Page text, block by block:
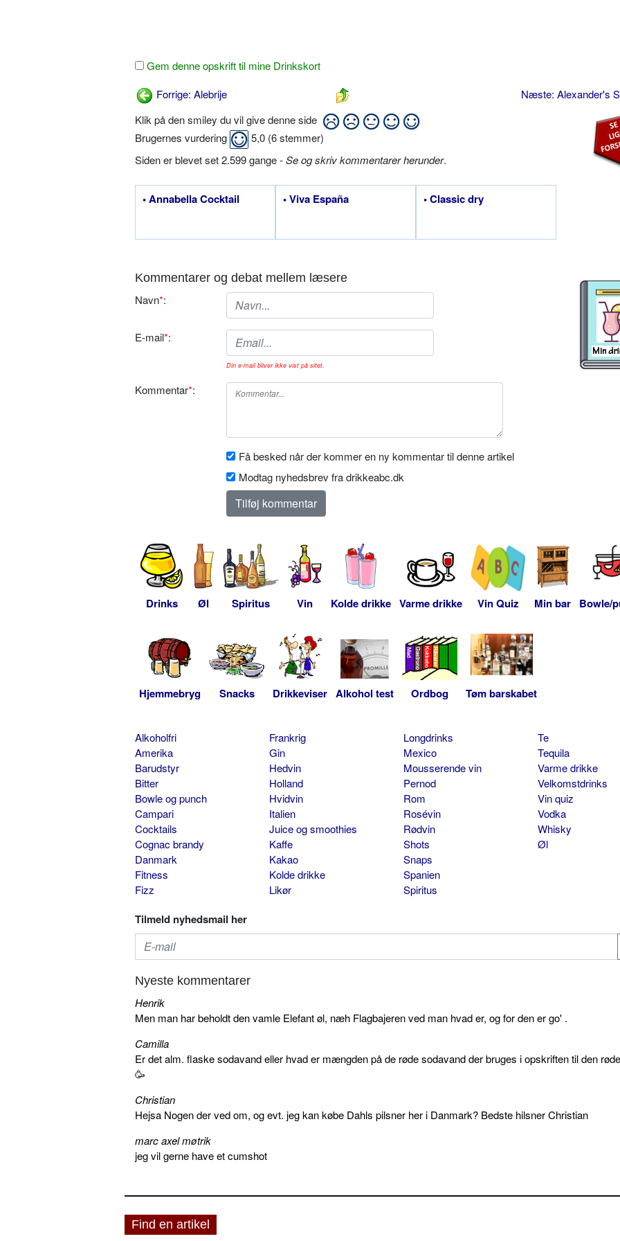
Gem denne opskrift til mine Drinkskort
Forrige: Alebrije
Næste: Alexander's
Klik på den smiley du vil give denne side
Brugernes vurdering
5,0 (6stemmer)
Siden er blevet set 2.599 gange -Se og skriv kommentarer herunder.
• Annabella Cocktail • Viva España • Classic dry
Kommentarer og debat mellem læsere
Navn*:
E-mail*:
Din e-mail bliver ikke vist på sitet.
Kommentar*:
Få besked når der kommer en ny kommentar til denne artikel
Modtag nyhedsbrev fra drikkeabc.dk
Drinks Øl Spiritus Vin Kolde drikke Varme drikke Vin Quiz Min bar Bowle/
Hjemmebryg Snacks Drikkeviser Alkohol test Ordbog Tøm barskabet
Alkoholfri
Amerika
Barudstyr
Bitter
Bowle og punch
Campari
Cocktails
Cognac brandy
Danmark
Fitness
Fizz
Frankrig
Gin
Hedvin
Holland
Hvidvin
Italien
Juice og smoothies
Kaffe
Kakao
Kolde drikke
Likør
Longdrinks
Mexico
Mousserende vin
Pernod
Rom
Rosévin
Rødvin
Shots
Snaps
Spanien
Spiritus
Te
Tequila
Varme drikke
Velkomstdrinks
Vin quiz
Vodka
Whisky
Øl
Tilmeld nyhedsmail her
Nyeste kommentarer
Henrik
Men man har beholdt den vamle Elefant øl, næh Flagbajeren ved man hvad er, og for den er go' .
Camilla
Er det alm. flaske sodavand eller hvad er mængden på de røde sodavand der bruges i opskriften til den
🥳
Christian
Hejsa Nogen der ved om, og evt. jeg kan købe Dahls pilsner her i Danmark? Bedste hilsner Christian
marc axel møtrik
jeg vil gerne have et cumshot
Find en artikel